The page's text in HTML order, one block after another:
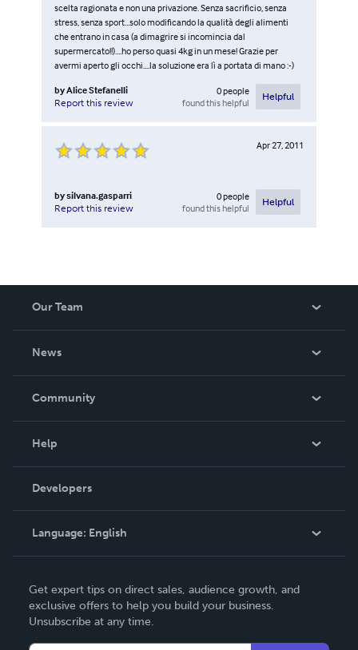
scelta ragionata e non una privazione. Senza sacrificio, senza
stress, senza sport...solo modificando la qualità degli alimenti
che entrano in casa (a dimagrire si incomincia dal
supermercato!!)....ho perso quasi 4kg in un mese! Grazie per
avermi aperto gli occhi....la soluzione era lì a portata di mano :-)
byAlice Stefanelli
Report this review
0people
found this helpful
Helpful
Apr 27, 2011
bysilvana.gasparri
Report this review
0people
found this helpful
Helpful
Our Team
News
In The News
Community
Podcast
Help
Order Lookup
Knowledge Base
Contact Support
Developers
Language: English
Deutsch
Français
Get expert tips on direct sales, audience growth, and
exclusive offers to help you build your business.
Unsubscribe at any time.